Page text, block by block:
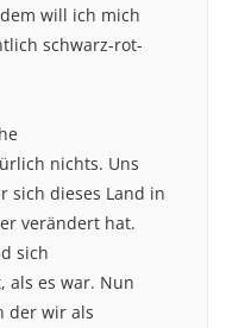
will ich mich
schwarz-rot-
nichts. Uns
sich dieses Land in
verändert hat.
sich
als es war. Nun
der wir als